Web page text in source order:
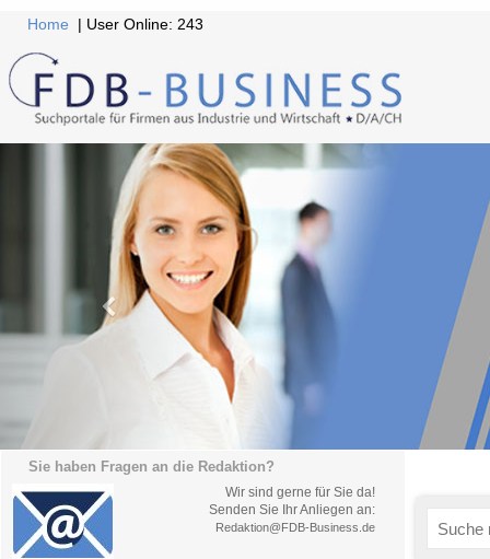
Home | User Online: 243
Sie haben Fragen an die Redaktion?
Wir sind gerne für Sie da!
Senden Sie Ihr Anliegen an:
Redaktion@FDB-Business.de